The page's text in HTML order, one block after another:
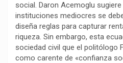
social. Daron Acemoglu
instituciones mediocres se
diseña reglas para capturar
riqueza. Sin embargo, esta
sociedad civil que el politólogo
como carente de «confianza